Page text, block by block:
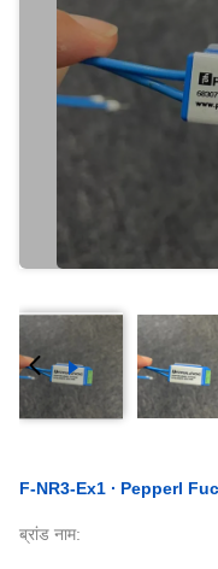
F-NR3-Ex1 ∙ Pepperl
ब्रांड नाम: